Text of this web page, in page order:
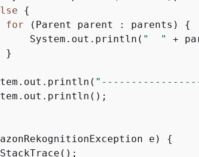
{
for (Parent parent : parents) {
System.out.println(
"  "
+
}
e) {